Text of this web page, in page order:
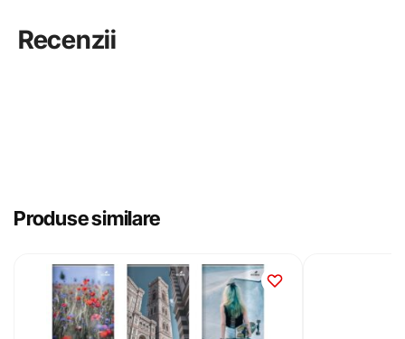
Recenzii
Produse similare